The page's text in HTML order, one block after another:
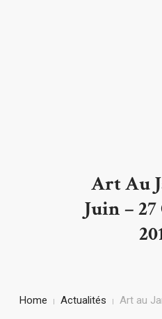
Art Au
Juin –
Home Actualités Art au